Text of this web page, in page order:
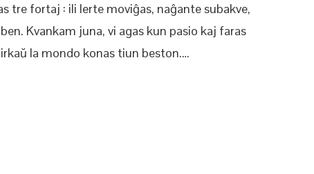
tre fortaj : ili lerte moviĝas, naĝante subakve,
Kvankam juna, vi agas kun pasio kaj faras
la mondo konas tiun beston.…